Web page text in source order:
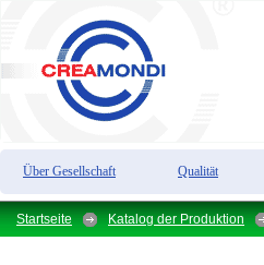
Über Gesellschaft Qualität
Startseite Katalog der Produktion